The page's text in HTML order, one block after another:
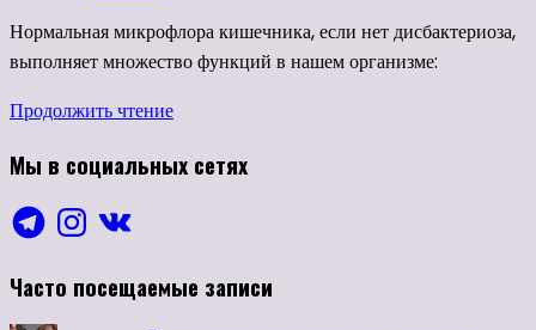
Нормальная микрофлора кишечника, если нет дисбактериоза,
выполняет множество функций в нашем организме:
Продолжить чтение
Мы в социальных сетях
Telegram
Instagram
VK
Часто посещаемые записи